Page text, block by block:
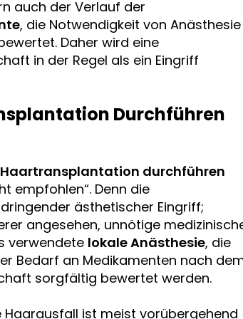
auch der Verlauf der
, die Notwendigkeit von Anästhesie
Daher wird eine
in der Regel als ein Eingriff
Durchführen
Haartransplantation durchführen
empfohlen“. Denn die
ästhetischer Eingriff;
angesehen, unnötige
verwendete lokale Anästhesie, die
Bedarf an Medikamenten nach
sorgfältig bewertet werden.
ist meist vorübergehend